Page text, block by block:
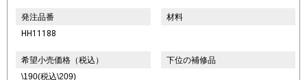
発注品番
HH11188
材料
希望小売価格（税込）
\190(税込\209)
下位の補修品